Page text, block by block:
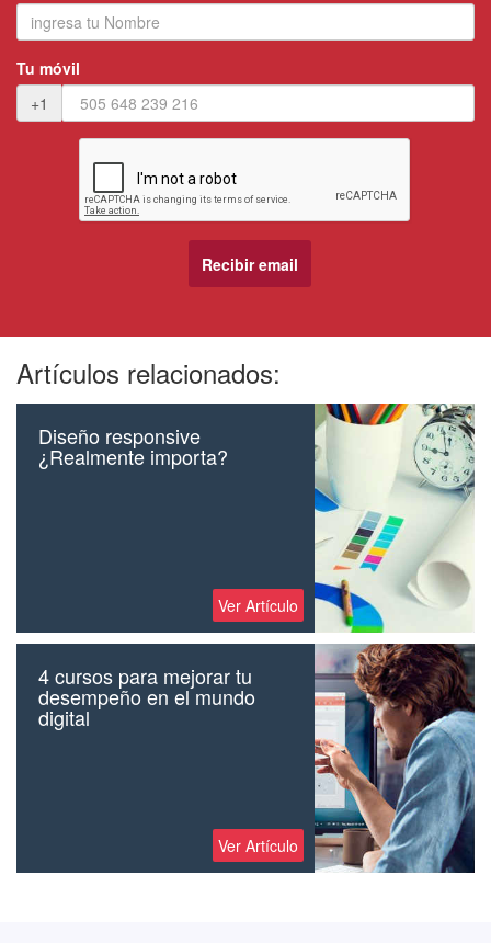
Tu móvil
+1
Artículos relacionados:
Diseño responsive
¿Realmente importa?
Ver Artículo
4 cursos para mejorar tu
desempeño en el mundo
digital
Ver Artículo